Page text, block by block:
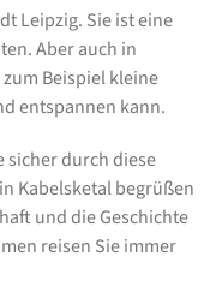
Leipzig. Sie ist eine
Aber auch in
Beispiel kleine
entspannen kann.
sicher durch diese
Kabelsketal begrüßen
und die Geschichte
reisen Sie immer